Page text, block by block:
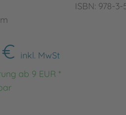
ISBN: 978-
inkl. MwSt
ab 9 EUR *